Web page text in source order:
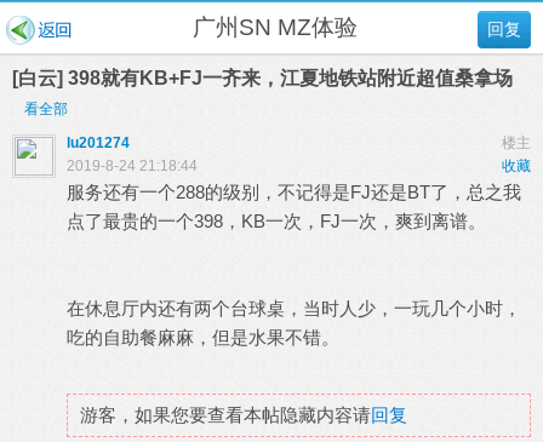
回复
广州SN MZ体验
[白云] 398就有KB+FJ一齐来，江夏地铁站附近超值桑拿场
看全部
楼主
lu201274
收藏
2019-8-24 21:18:44
服务还有一个288的级别，不记得是FJ还是BT了，总之我
点了最贵的一个398，KB一次，FJ一次，爽到离谱。
在休息厅内还有两个台球桌，当时人少，一玩几个小时，
吃的自助餐麻麻，但是水果不错。
游客，如果您要查看本帖隐藏内容请回复